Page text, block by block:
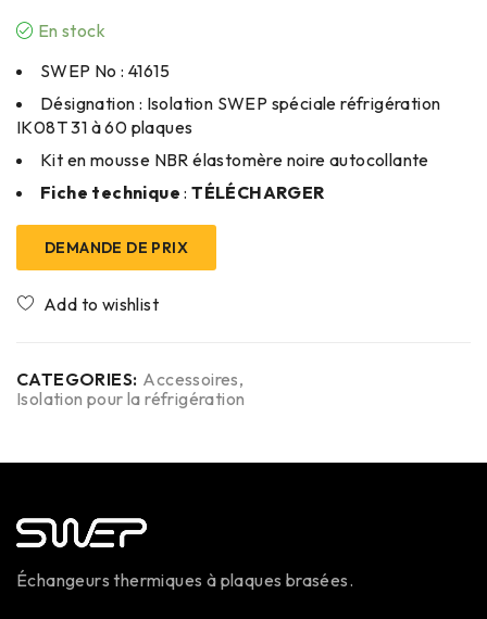
En stock
SWEP No : 41615
Désignation : Isolation SWEP spéciale réfrigération
IK08T 31 à 60 plaques
Kit en mousse NBR élastomère noire autocollante
Fiche technique :TÉLÉCHARGER
DEMANDE DE PRIX
CATEGORIES: Accessoires,
Isolation pour la réfrigération
Échangeurs thermiques à plaques brasées.